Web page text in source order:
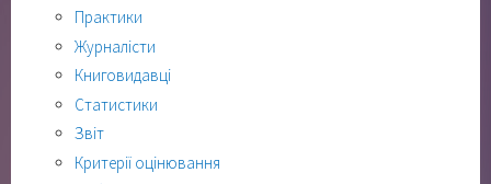
Практики
Журналісти
Книговидавці
Статистики
Звіт
Критерії оцінювання